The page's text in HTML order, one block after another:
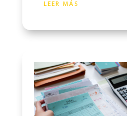
LEER MÁS